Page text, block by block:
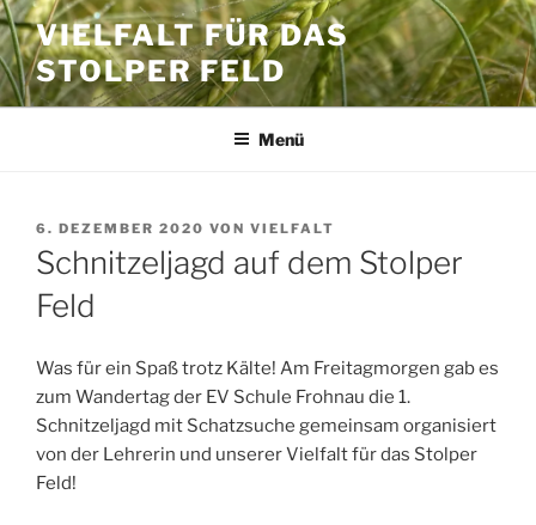
Zum
Inhalt
springen
VIELFALT FÜR DAS
STOLPER FELD
Menü
VERÖFFENTLICHT
AM
6. DEZEMBER 2020 VON VIELFALT
Schnitzeljagd auf dem Stolper
Feld
Was für ein Spaß trotz Kälte! Am Freitagmorgen gab es
zum Wandertag der EV Schule Frohnau die 1.
Schnitzeljagd mit Schatzsuche gemeinsam organisiert
von der Lehrerin und unserer Vielfalt für das Stolper
Feld!